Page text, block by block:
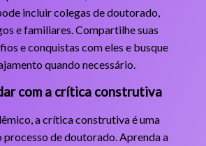
incluir colegas de doutorado,
e familiares. Compartilhe suas
e conquistas com eles e busque
quando necessário.
com a crítica construtiva
a crítica construtiva é uma
de doutorado. Aprenda a